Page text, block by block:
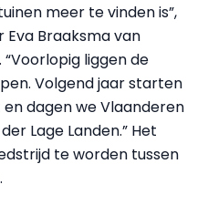
meer te vinden is”,
Braaksma van
liggen de
Volgend jaar starten
dagen we Vlaanderen
Lage Landen.” Het
te worden tussen